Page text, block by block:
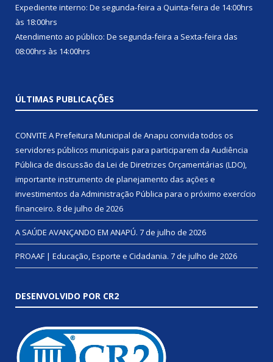
Expediente interno: De segunda-feira a Quinta-feira de 14:00hrs
às 18:00hrs
Atendimento ao público: De segunda-feira a Sexta-feira das
08:00hrs às 14:00hrs
ÚLTIMAS PUBLICAÇÕES
CONVITE A Prefeitura Municipal de Anapu convida todos os
servidores públicos municipais para participarem da Audiência
Pública de discussão da Lei de Diretrizes Orçamentárias (LDO),
importante instrumento de planejamento das ações e
investimentos da Administração Pública para o próximo exercício
financeiro. 8 de julho de 2026
A SAÚDE AVANÇANDO EM ANAPÚ. 7 de julho de 2026
PROAAF | Educação, Esporte e Cidadania. 7 de julho de 2026
DESENVOLVIDO POR CR2